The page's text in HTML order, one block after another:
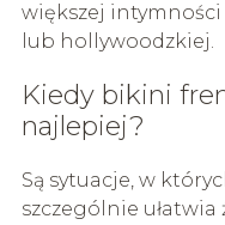
większej
lub hollywoodzkiej.
Kiedy bikini
najlepiej?
Są sytuacje, w
szczególnie